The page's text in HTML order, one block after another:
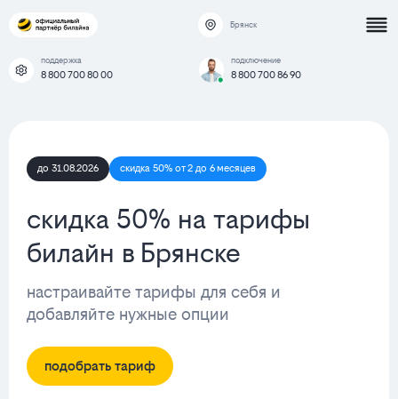
Брянск
поддержка
8 800 700 80 00
подключение
8 800 700 86 90
до 31.08.2026 скидка 50% от 2 до 6 месяцев
скидка 50% на тарифы
билайн в Брянске
настраивайте тарифы для себя и
добавляйте нужные опции
подобрать тариф